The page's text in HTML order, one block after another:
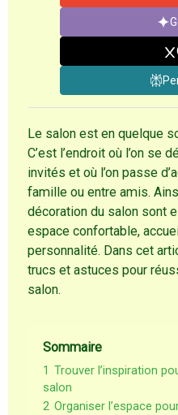
Le salon est en quelque
C’est l’endroit où l’on se
invités et où l’on passe
famille ou entre amis.
décoration du salon sont
espace confortable,
personnalité. Dans cet
trucs et astuces pour
salon.
Sommaire
1 Trouver l’inspiration
salon
2 Organiser l’espace